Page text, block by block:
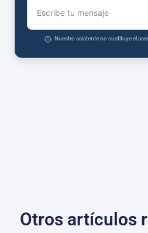
Escribe tu mensaje
Nuestro asistente no sustituye el
Otros artículos